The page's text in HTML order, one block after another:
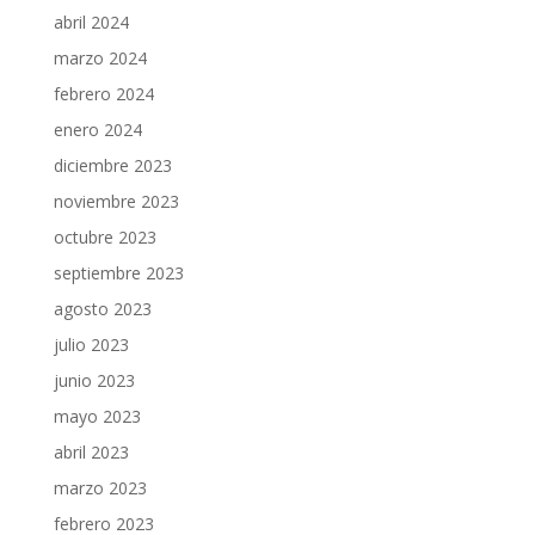
abril 2024
marzo 2024
febrero 2024
enero 2024
diciembre 2023
noviembre 2023
octubre 2023
septiembre 2023
agosto 2023
julio 2023
junio 2023
mayo 2023
abril 2023
marzo 2023
febrero 2023